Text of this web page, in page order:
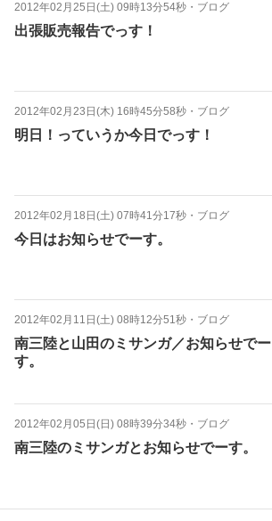
2012年02月25日(土) 09時13分54秒 ・ ブログ
出張販売報告でっす！
2012年02月23日(木) 16時45分58秒 ・ ブログ
明日！っていうか今日でっす！
2012年02月18日(土) 07時41分17秒 ・ ブログ
今日はお知らせでーす。
2012年02月11日(土) 08時12分51秒 ・ ブログ
南三陸と山田のミサンガ／お知らせでー
す。
2012年02月05日(日) 08時39分34秒 ・ ブログ
南三陸のミサンガとお知らせでーす。